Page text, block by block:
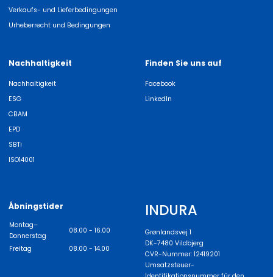
Verkaufs- und Lieferbedingungen
Urheberrecht und Bedingungen
Nachhaltigkeit
Nachhaltigkeit
ESG
CBAM
EPD
SBTi
ISO14001
Finden Sie uns auf
Facebook
LinkedIn
Åbningstider
Montag–
Donnerstag
08.00 - 16.00
Freitag
08.00 - 14.00
INDURA
Grønlandsvej 1
DK-7480 Vildbjerg
CVR-Nummer: 12419201
Umsatzsteuer-